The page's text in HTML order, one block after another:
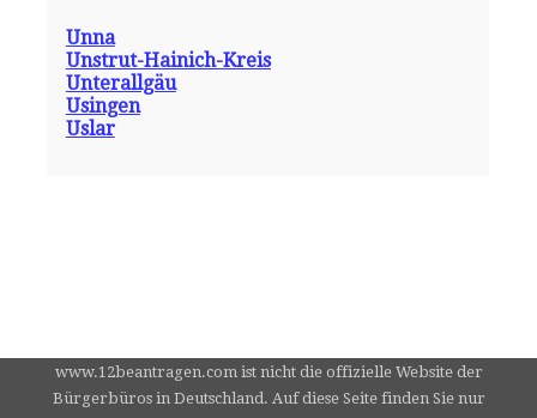
Unna
Unstrut-Hainich-Kreis
Unterallgäu
Usingen
Uslar
www.12beantragen.com ist nicht die offizielle Website der
Bürgerbüros in Deutschland. Auf diese Seite finden Sie nur